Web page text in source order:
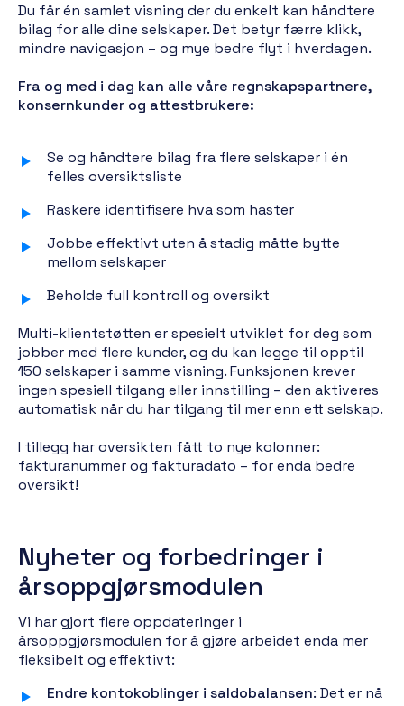
Du får én samlet visning der du enkelt kan håndtere
bilag for alle dine selskaper. Det betyr færre klikk,
mindre navigasjon – og mye bedre flyt i hverdagen.
Fra og med i dag kan alle våre regnskapspartnere,
konsernkunder og attestbrukere:
Se og håndtere bilag fra flere selskaper i én
felles oversiktsliste
Raskere identifisere hva som haster
Jobbe effektivt uten å stadig måtte bytte
mellom selskaper
Beholde full kontroll og oversikt
Multi-klientstøtten er spesielt utviklet for deg som
jobber med flere kunder, og du kan legge til opptil
150 selskaper i samme visning. Funksjonen krever
ingen spesiell tilgang eller innstilling – den aktiveres
automatisk når du har tilgang til mer enn ett selskap.
I tillegg har oversikten fått to nye kolonner:
fakturanummer og fakturadato – for enda bedre
oversikt!
Nyheter og forbedringer i
årsoppgjørsmodulen
Vi har gjort flere oppdateringer i
årsoppgjørsmodulen for å gjøre arbeidet enda mer
fleksibelt og effektivt:
Endre kontokoblinger i saldobalansen: Det er nå